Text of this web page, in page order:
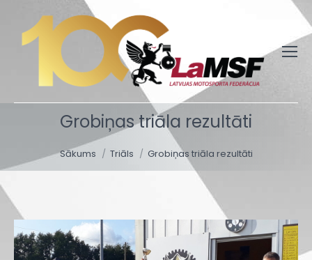
Grobiņas triāla rezultāti
You are here:
Sākums Triāls Grobiņas triāla rezultāti